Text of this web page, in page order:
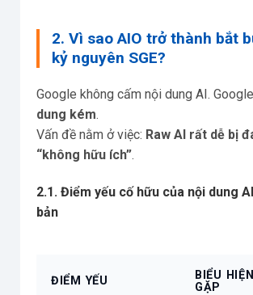
2. Vì sao AIO trở thành bắt
kỷ nguyên SGE?
Google không cấm nội dung AI. Google
dung kém.
Vấn đề nằm ở việc: Raw AI rất dễ bị
“không hữu ích”.
2.1. Điểm yếu cố hữu của nội dung
bản
ĐIỂM YẾU
BIỂU
GẶP